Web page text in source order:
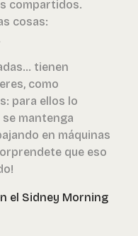
compartidos.
cosas:
tienen
como
para ellos lo
mantenga
en máquinas
que eso
el Sidney Morning